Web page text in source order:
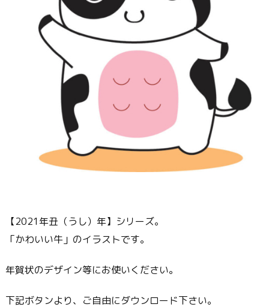
【2021年丑（うし）年】シリーズ。
「かわいい牛」のイラストです。
年賀状のデザイン等にお使いください。
下記ボタンより、ご自由にダウンロード下さい。